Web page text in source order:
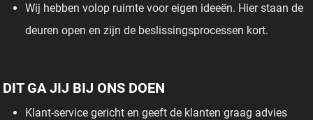
Wij hebben volop ruimte voor eigen ideeën. Hier staan de
deuren open en zijn de beslissingsprocessen kort.
DIT GA JIJ BIJ ONS DOEN
Klant-service gericht en geeft de klanten graag advies